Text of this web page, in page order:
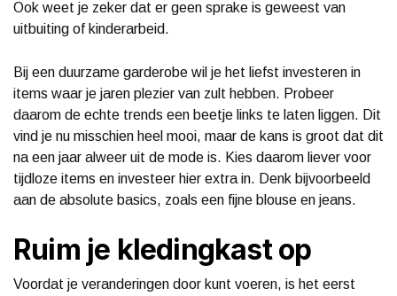
Ook weet je zeker dat er geen sprake is geweest van
uitbuiting of kinderarbeid.
Bij een duurzame garderobe wil je het liefst investeren in
items waar je jaren plezier van zult hebben. Probeer
daarom de echte trends een beetje links te laten liggen. Dit
vind je nu misschien heel mooi, maar de kans is groot dat dit
na een jaar alweer uit de mode is. Kies daarom liever voor
tijdloze items en investeer hier extra in. Denk bijvoorbeeld
aan de absolute basics, zoals een fijne blouse en jeans.
Ruim je kledingkast op
Voordat je veranderingen door kunt voeren, is het eerst